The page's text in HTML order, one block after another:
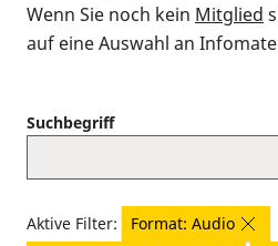
Wenn Sie noch kein Mitglied
auf eine Auswahl an
Suchbegriff
Aktive Filter:
Format: Audio